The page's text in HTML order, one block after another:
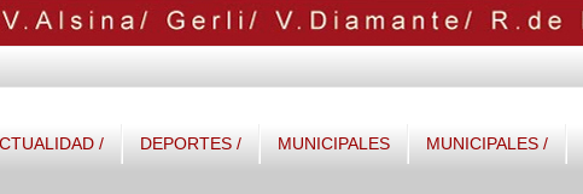
/ DEPORTES / MUNICIPALES MUNICIPALES /